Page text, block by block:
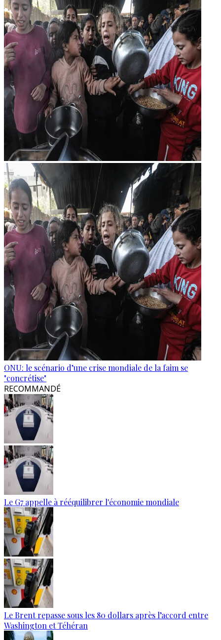
ONU: le scénario d’une crise mondiale de la faim se
"concrétise"
RECOMMANDÉ
Le G7 appelle à rééquilibrer l'économie mondiale
Le Brent repasse sous les 80 dollars après l’accord entre
Washington et Téhéran